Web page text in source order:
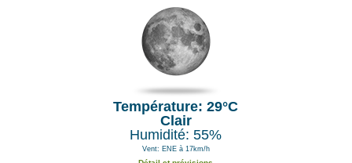
Température: 29°C
Clair
Humidité: 55%
Vent: ENE à 17km/h